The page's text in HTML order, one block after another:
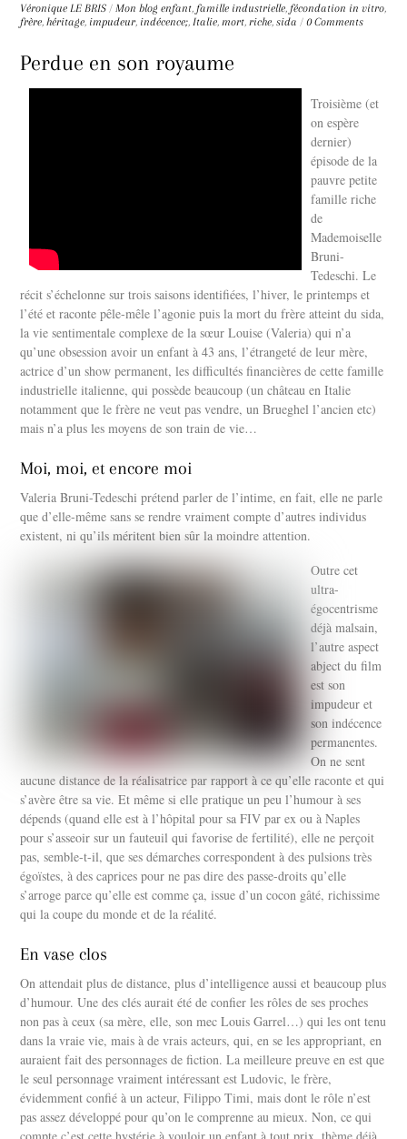
Véronique LE BRIS / Mon blog enfant, famille industrielle, fécondation in vitro,
frère,héritage, impudeur, indécence;, Italie, mort, riche,sida / 0 Comments
Perdue en son royaume
Troisième (et
on espère
dernier)
épisode de la
pauvre petite
famille riche
de
Mademoiselle
Bruni-
Tedeschi. Le
récit s’échelonne sur trois saisons identifiées, l’hiver, le printemps et
l’été et raconte pêle-mêle l’agonie puis la mort du frère atteint du sida,
la vie sentimentale complexe de la sœur Louise (Valeria) qui n’a
qu’une obsession avoir un enfant à 43 ans, l’étrangeté de leur mère,
actrice d’un show permanent, les difficultés financières de cette famille
industrielle italienne, qui possède beaucoup (un château en Italie
notamment que le frère ne veut pas vendre, un Brueghel l’ancien etc)
mais n’a plus les moyens de son train de vie…
Moi, moi, et encore moi
Valeria Bruni-Tedeschi prétend parler de l’intime, en fait, elle ne parle
que d’elle-même sans se rendre vraiment compte d’autres individus
existent, ni qu’ils méritent bien sûr la moindre attention.
Outre cet
ultra-
égocentrisme
déjà malsain,
l’autre aspect
abject du film
est son
impudeur et
son indécence
permanentes.
On ne sent
aucune distance de la réalisatrice par rapport à ce qu’elle raconte et qui
s’avère être sa vie. Et même si elle pratique un peu l’humour à ses
dépends (quand elle est à l’hôpital pour sa FIV par ex ou à Naples
pour s’asseoir sur un fauteuil qui favorise de fertilité), elle ne perçoit
pas, semble-t-il, que ses démarches correspondent à des pulsions très
égoïstes, à des caprices pour ne pas dire des passe-droits qu’elle
s’arroge parce qu’elle est comme ça, issue d’un cocon gâté, richissime
qui la coupe du monde et de la réalité.
En vase clos
On attendait plus de distance, plus d’intelligence aussi et beaucoup plus
d’humour. Une des clés aurait été de confier les rôles de ses proches
non pas à ceux (sa mère, elle, son mec Louis Garrel…) qui les ont tenu
dans la vraie vie, mais à de vrais acteurs, qui, en se les appropriant, en
auraient fait des personnages de fiction. La meilleure preuve en est que
le seul personnage vraiment intéressant est Ludovic, le frère,
évidemment confié à un acteur, Filippo Timi, mais dont le rôle n’est
pas assez développé pour qu’on le comprenne au mieux. Non, ce qui